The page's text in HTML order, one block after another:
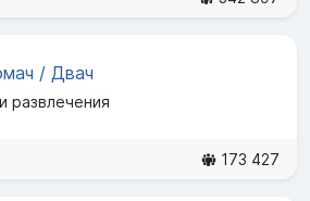
/ Двач
развлечения
173 427